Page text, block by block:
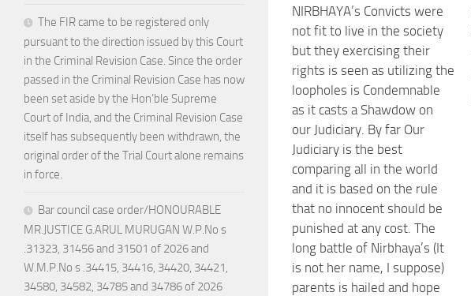
NIRBHAYA’s Convicts were
not fit to live in the society
but they exercising their
rights is seen as utilizing the
loopholes is Condemnable
as it casts a Shawdow on
our Judiciary. By far Our
Judiciary is the best
comparing all in the world
and it is based on the rule
that no innocent should be
punished at any cost. The
long battle of Nirbhaya’s (It
is not her name, I suppose)
parents is hailed and hope
The FIR came to be registered only
pursuant to the direction issued by this Court
in the Criminal Revision Case. Since the order
passed in the Criminal Revision Case has now
been set aside by the Hon’ble Supreme
Court of India, and the Criminal Revision Case
itself has subsequently been withdrawn, the
original order of the Trial Court alone remains
in force.
Bar council case order/HONOURABLE
MR.JUSTICE G.ARUL MURUGAN W.P.No s
.31323, 31456 and 31501 of 2026 and
W.M.P.No s .34415, 34416, 34420, 34421,
34580, 34582, 34785 and 34786 of 2026